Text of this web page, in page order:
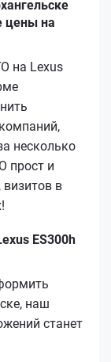
цены на
на Lexus
несколько
прост и
в
ES300h
наш
станет